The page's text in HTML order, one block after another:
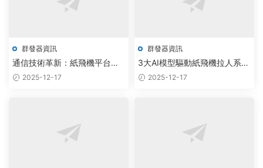
群發器資訊
通信技術革新：紙飛機平台集
成AI群發與智能監聽，構建高
2025-12-17
群發器資訊
3大AI模型驅動紙飛機拉人系
統，實現社群用戶日均增長
2025-12-17